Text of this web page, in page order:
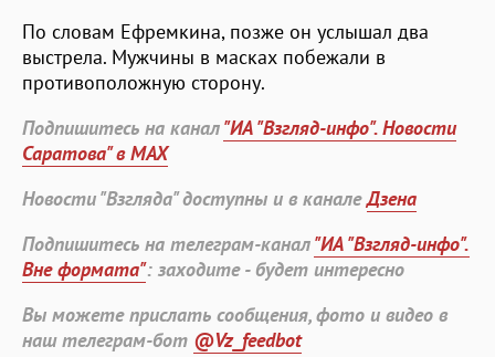
По словам Ефремкина, позже он услышал два
выстрела. Мужчины в масках побежали в
противоположную сторону.
Подпишитесь на канал"ИА "Взгляд-инфо". Новости
Саратова" в MAX
Новости "Взгляда" доступны и в каналеДзена
Подпишитесь на телеграм-канал"ИА "Взгляд-инфо".
Вне формата": заходите - будет интересно
Вы можете прислать сообщения, фото и видео в
наш телеграм-бот @Vz_feedbot